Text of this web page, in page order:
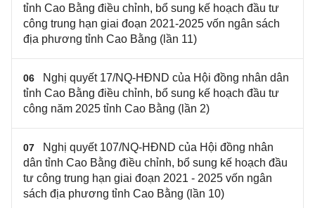
tỉnh Cao Bằng điều chỉnh, bổ sung kế hoạch đầu tư
công trung hạn giai đoạn 2021-2025 vốn ngân sách
địa phương tỉnh Cao Bằng (lần 11)
06
Nghị quyết 17/NQ-HĐND của Hội đồng nhân dân
tỉnh Cao Bằng điều chỉnh, bổ sung kế hoạch đầu tư
công năm 2025 tỉnh Cao Bằng (lần 2)
07
Nghị quyết 107/NQ-HĐND của Hội đồng nhân
dân tỉnh Cao Bằng điều chỉnh, bổ sung kế hoạch đầu
tư công trung hạn giai đoạn 2021 - 2025 vốn ngân
sách địa phương tỉnh Cao Bằng (lần 10)